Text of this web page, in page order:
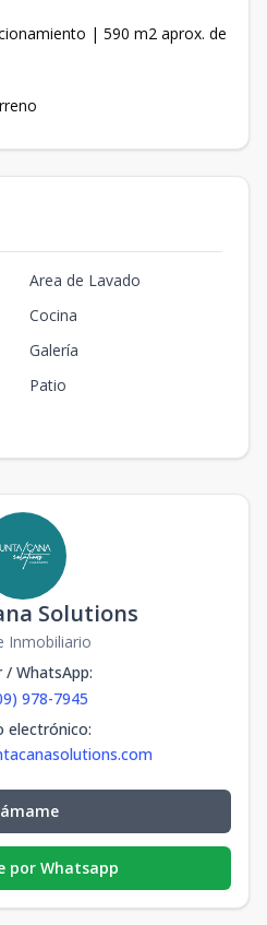
| 590 m2 aprox. de
Area de Lavado
Cocina
Galería
Patio
Solutions
Inmobiliario
/ WhatsApp:
978-7945
electrónico:
por Whatsapp